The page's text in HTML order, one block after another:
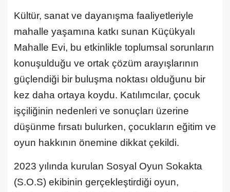
Kültür, sanat ve dayanışma faaliyetleriyle
mahalle yaşamına katkı sunan Küçükyalı
Mahalle Evi, bu etkinlikle toplumsal sorunların
konuşulduğu ve ortak çözüm arayışlarının
güçlendiği bir buluşma noktası olduğunu bir
kez daha ortaya koydu. Katılımcılar, çocuk
işçiliğinin nedenleri ve sonuçları üzerine
düşünme fırsatı bulurken, çocukların eğitim ve
oyun hakkının önemine dikkat çekildi.
2023 yılında kurulan Sosyal Oyun Sokakta
(S.O.S) ekibinin gerçekleştirdiği oyun,